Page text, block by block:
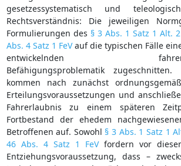
gesetzessystematisch und
Rechtsverständnis: Die jeweiligen
Formulierungen des § 3 Abs. 1 Satz 1 Alt. 2
Abs. 4 Satz 1 FeVauf die typischen Fälle
entwickelnden
Befähigungsproblematik
kommen nach zunächst
Erteilungsvoraussetzungen und
Fahrerlaubnis zu einem späteren
Fortbestand der ehedem
Betroffenen auf. Sowohl § 3 Abs. 1 Satz 1
46 Abs. 4 Satz 1 FeVfordern vor
Entziehungsvoraussetzung, dass –